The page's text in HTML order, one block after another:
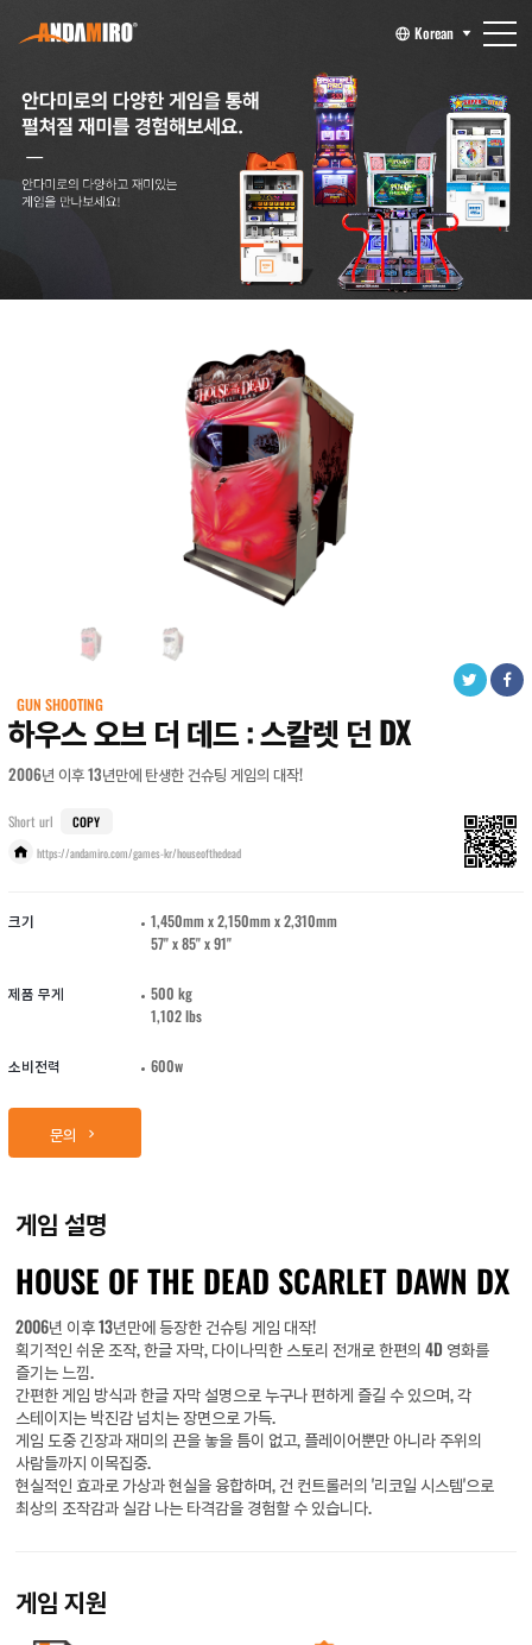
Korean
GUN SHOOTING
하우스 오브 더 데드 : 스칼렛 던 DX
2006년 이후 13년만에 탄생한 건슈팅 게임의 대작!
Short url COPY
https://andamiro.com/games-kr/houseofthedead
크기
1,450mm x 2,150mm x 2,310mm
57" x 85" x 91"
제품 무게
500 kg
1,102 lbs
소비전력 600w
문의
게임 설명
HOUSE OF THE DEAD SCARLET DAWN DX
2006년 이후 13년만에 등장한 건슈팅 게임 대작!
획기적인 쉬운 조작, 한글 자막, 다이나믹한 스토리 전개로 한편의 4D 영화를
즐기는 느낌.
간편한 게임 방식과 한글 자막 설명으로 누구나 편하게 즐길 수 있으며, 각
스테이지는 박진감 넘치는 장면으로 가득.
게임 도중 긴장과 재미의 끈을 놓을 틈이 없고, 플레이어뿐만 아니라 주위의
사람들까지 이목집중.
현실적인 효과로 가상과 현실을 융합하며, 건 컨트롤러의 '리코일 시스템'으로
최상의 조작감과 실감 나는 타격감을 경험할 수 있습니다.
게임 지원